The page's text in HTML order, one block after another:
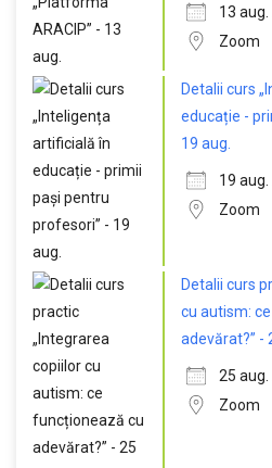
13 aug.
Zoom
Detalii curs
educație -
19 aug.
19 aug.
Zoom
Detalii curs
cu autism:
adevărat?” -
25 aug.
Zoom